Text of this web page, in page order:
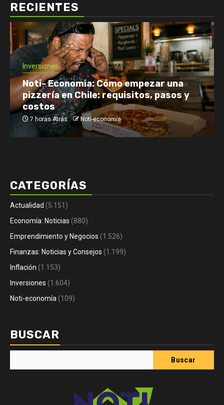
RECIENTES
Inversiones
Noti- Economia: Cómo empezar una
pizzería en Chile: requisitos, pasos y
costos
7 horas Atrás Noti-economía
CATEGORÍAS
Actualidad (5.151)
Economía: Noticias (880)
Emprendimiento y Negocios (1.526)
Finanzas: Noticias y Consejos (1.199)
Inflación (1.153)
Inversiones (1.604)
Noti-economía (109)
BUSCAR
Buscar